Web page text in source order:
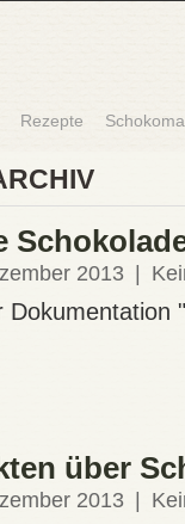
Rezepte
2013
Dokumentation
über
2013